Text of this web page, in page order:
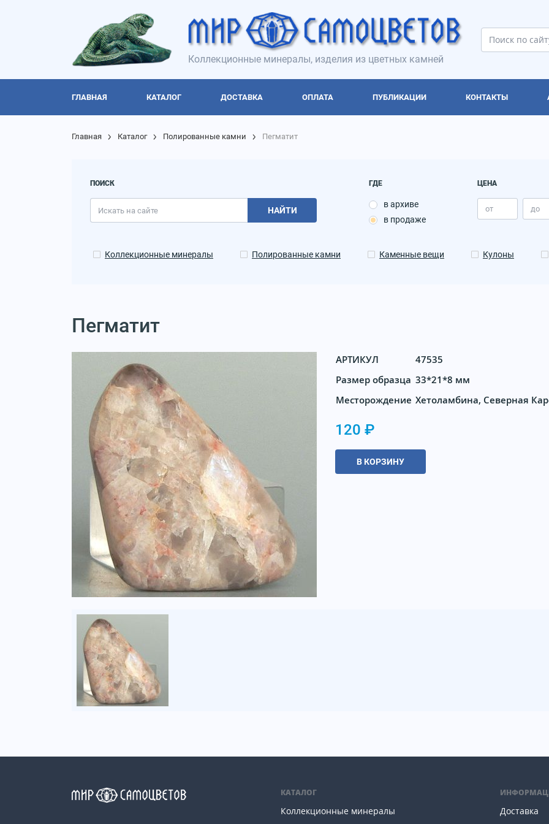
Коллекционные минералы, изделия из цветных камней
ГЛАВНАЯ КАТАЛОГ ДОСТАВКА ОПЛАТА ПУБЛИКАЦИИ КОНТАКТЫ
Главная Каталог Полированные камни Пегматит
ПОИСК
НАЙТИ
ГДЕ
в архиве
в продаже
ЦЕНА
Коллекционные минералы Полированные камни Каменные вещи Кулоны
Пегматит
АРТИКУЛ
47535
Размер образца 33*21*8 мм
Месторождение Хетоламбина, Северная
120 ₽
В КОРЗИНУ
КАТАЛОГ
Коллекционные минералы
Доставка